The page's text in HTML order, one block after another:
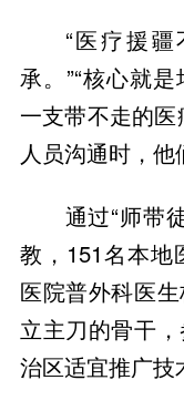
“医疗援
承。”“核心就
一支带不走的
人员沟通时，他
通过“师带
教，151名本地
医院普外科医
立主刀的骨干
治区适宜推广技